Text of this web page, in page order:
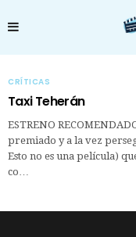
CRÍTICAS
Taxi Teherán
ESTRENO
premiado y a la vez
Esto no es una película)
co…